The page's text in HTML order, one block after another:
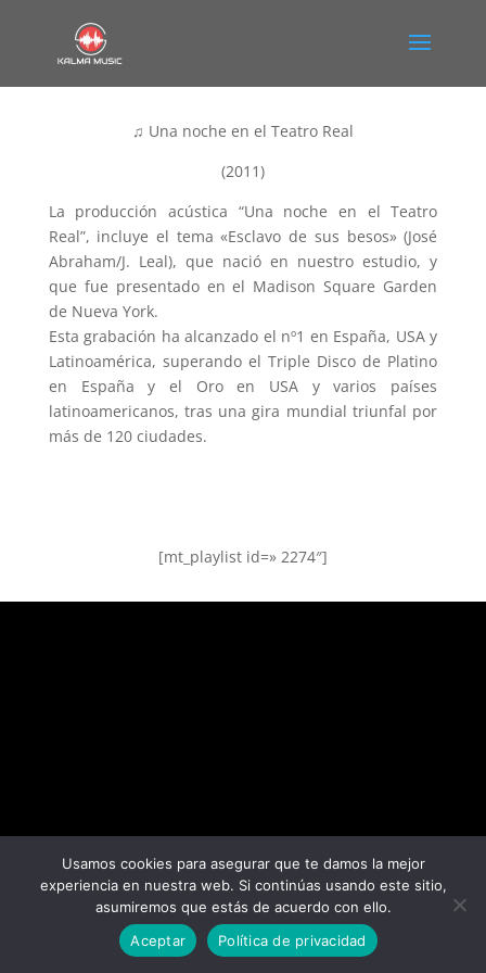
♫ Una noche en el Teatro Real
(2011)
La producción acústica “Una noche en el Teatro
Real”, incluye el tema «Esclavo de sus besos» (José
Abraham/J. Leal), que nació en nuestro estudio, y
que fue presentado en el Madison Square Garden
de Nueva York.
Esta grabación ha alcanzado el nº1 en España, USA y
Latinoamérica, superando el Triple Disco de Platino
en España y el Oro en USA y varios países
latinoamericanos, tras una gira mundial triunfal por
más de 120 ciudades.
[mt_playlist id=» 2274″]
Usamos cookies para asegurar que te damos la mejor
experiencia en nuestra web. Si continúas usando este sitio,
asumiremos que estás de acuerdo con ello.
Aceptar
Política de privacidad